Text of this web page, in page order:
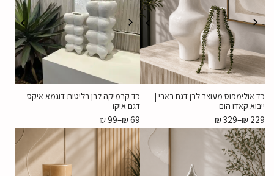
כד אולימפוס מעוצב לבן דגם ראבי |
ייבוא קאדו הום
₪ 229
–
₪329
כד קרמיקה לבן בליטות דוגמא איקס
דגם איקו
₪69
–
₪99